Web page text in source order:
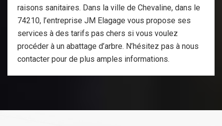
raisons sanitaires. Dans la ville de Chevaline, dans le
74210, l’entreprise JM Elagage vous propose ses
services à des tarifs pas chers si vous voulez
procéder à un abattage d’arbre. N’hésitez pas à nous
contacter pour de plus amples informations.